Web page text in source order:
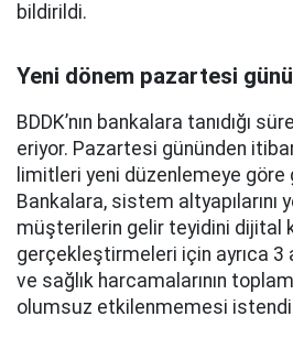
bildirildi.
Yeni dönem pazartesi
BDDK’nın bankalara tanıdığı
eriyor. Pazartesi gününden
limitleri yeni düzenlemeye göre
Bankalara, sistem altyapılarını
müşterilerin gelir teyidini dijital
gerçekleştirmeleri için ayrıca 3
ve sağlık harcamalarının
olumsuz etkilenmemesi